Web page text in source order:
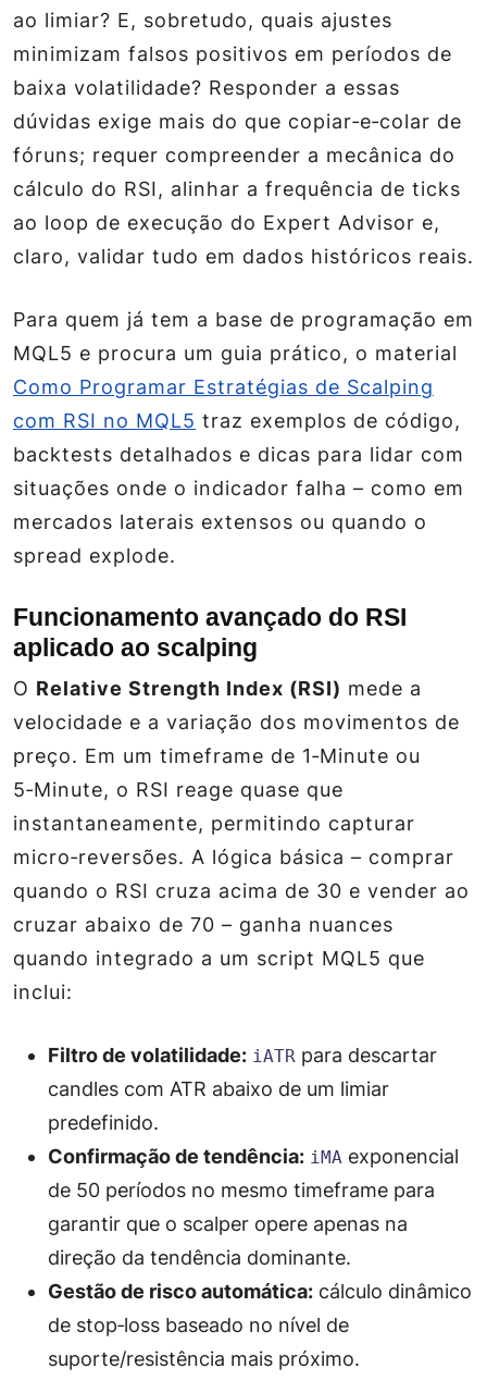
ao limiar? E, sobretudo, quais ajustes
minimizam falsos positivos em períodos de
baixa volatilidade? Responder a essas
dúvidas exige mais do que copiar‑e‑colar de
fóruns; requer compreender a mecânica do
cálculo do RSI, alinhar a frequência de ticks
ao loop de execução do Expert Advisor e,
claro, validar tudo em dados históricos reais.
Para quem já tem a base de programação em
MQL5 e procura um guia prático, o material
Como Programar Estratégias de Scalping
com RSI no MQL5 traz exemplos de código,
backtests detalhados e dicas para lidar com
situações onde o indicador falha – como em
mercados laterais extensos ou quando o
spread explode.
Funcionamento avançado do RSI
aplicado ao scalping
O Relative Strength Index (RSI) mede a
velocidade e a variação dos movimentos de
preço. Em um timeframe de 1‑Minute ou
5‑Minute, o RSI reage quase que
instantaneamente, permitindo capturar
micro‑reversões. A lógica básica – comprar
quando o RSI cruza acima de 30 e vender ao
cruzar abaixo de 70 – ganha nuances
quando integrado a um script MQL5 que
inclui:
Filtro de volatilidade: iATR para descartar
candles com ATR abaixo de um limiar
predefinido.
Confirmação de tendência: iMA exponencial
de 50 períodos no mesmo timeframe para
garantir que o scalper opere apenas na
direção da tendência dominante.
Gestão de risco automática: cálculo dinâmico
de stop‑loss baseado no nível de
suporte/resistência mais próximo.